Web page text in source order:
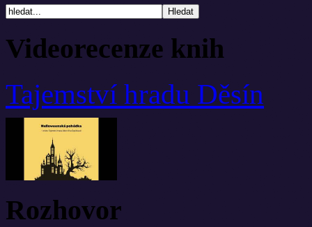
Videorecenze knih
Tajemství hradu Děsín
Rozhovor